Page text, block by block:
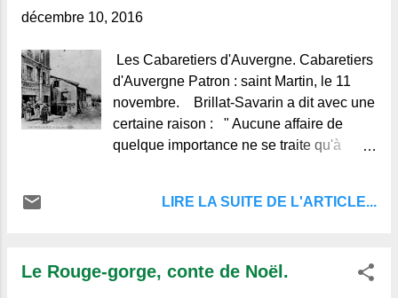
décembre 10, 2016
Les Cabaretiers d'Auvergne. Cabaretiers
d'Auvergne Patron : saint Martin, le 11
novembre. Brillat-Savarin a dit avec une
certaine raison : " Aucune affaire de
quelque importance ne se traite qu'à
paix, et sans aller si loin, nous voyons
LIRE LA SUITE DE L'ARTICLE...
Le Rouge-gorge, conte de Noël.